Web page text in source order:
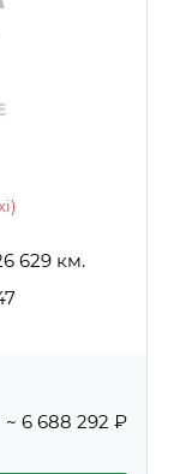
629 км.
~ 6 688 292 ₽